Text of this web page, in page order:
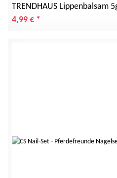
TRENDHAUS Lippenbalsam
4,99 € *